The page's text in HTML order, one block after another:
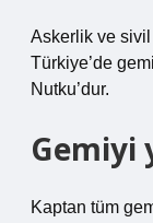
Askerlik ve
Türkiye’de
Nutku’dur.
Gemiyi
Kaptan tüm